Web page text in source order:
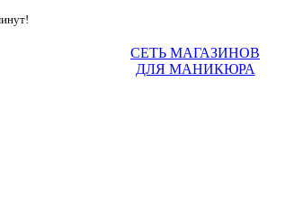
СЕТЬ МАГАЗИНОВ
ДЛЯ МАНИКЮРА